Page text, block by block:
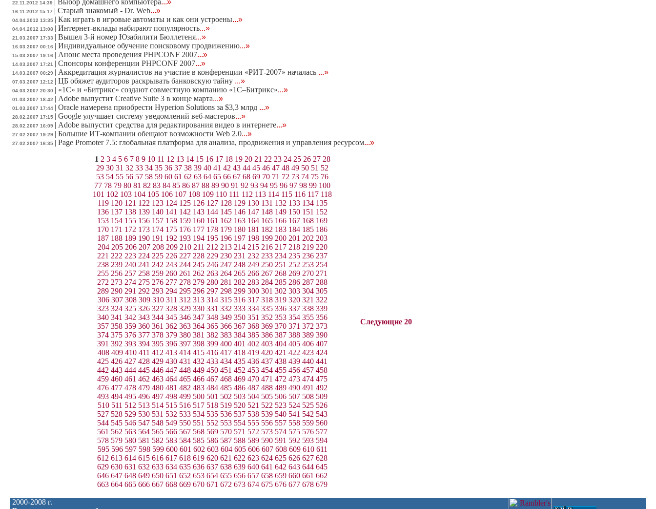
22.11.2012 14:39 | Выбор домашнего компьютера...»
16.11.2012 15:17 | Старый знакомый - Dr. Web...»
04.04.2012 13:35 | Как играть в игровые автоматы и как они устроены...»
04.04.2012 13:08 | Интернет-вклады набирают популярность...»
21.03.2007 17:33 | Вышел 3-й номер Юзабилити Бюллетеня...»
16.03.2007 00:16 | Индивидуальное обучение поисковому продвижению...»
15.03.2007 19:16 | Анонс места проведения PHPCONF 2007...»
14.03.2007 17:21 | Спонсоры конференции PHPCONF 2007...»
14.03.2007 00:29 | Аккредитация журналистов на участие в конференции «РИТ-2007» началась ...»
07.03.2007 12:12 | ЦБ обяжет аудиторов раскрывать банковскую тайну ...»
04.03.2007 20:30 | «1С» и «Битрикс» создают совместную компанию «1С–Битрикс»...»
01.03.2007 18:42 | Adobe выпустит Creative Suite 3 в конце марта...»
01.03.2007 17:44 | Oracle намерена приобрести Hyperion Solutions за $3,3 млрд ...»
28.02.2007 17:15 | Google улучшает систему уведомлений веб-мастеров...»
28.02.2007 16:09 | Adobe выпустит средства для редактирования видео в интернете...»
27.02.2007 19:29 | Большие ИТ-компании обещают возможности Web 2.0...»
27.02.2007 16:35 | Page Promoter 7.5: глобальная платформа для анализа, продвижения и управления ресурсом...»
1 2 3 4 5 6 7 8 9 10 11 12 13 14 15 16 17 18 19 20 21 22 23 24 25 26 27 28
29 30 31 32 33 34 35 36 37 38 39 40 41 42 43 44 45 46 47 48 49 50 51 52
53 54 55 56 57 58 59 60 61 62 63 64 65 66 67 68 69 70 71 72 73 74 75 76
77 78 79 80 81 82 83 84 85 86 87 88 89 90 91 92 93 94 95 96 97 98 99 100
101 102 103 104 105 106 107 108 109 110 111 112 113 114 115 116 117 118
119 120 121 122 123 124 125 126 127 128 129 130 131 132 133 134 135
136 137 138 139 140 141 142 143 144 145 146 147 148 149 150 151 152
153 154 155 156 157 158 159 160 161 162 163 164 165 166 167 168 169
170 171 172 173 174 175 176 177 178 179 180 181 182 183 184 185 186
187 188 189 190 191 192 193 194 195 196 197 198 199 200 201 202 203
204 205 206 207 208 209 210 211 212 213 214 215 216 217 218 219 220
221 222 223 224 225 226 227 228 229 230 231 232 233 234 235 236 237
238 239 240 241 242 243 244 245 246 247 248 249 250 251 252 253 254
255 256 257 258 259 260 261 262 263 264 265 266 267 268 269 270 271
272 273 274 275 276 277 278 279 280 281 282 283 284 285 286 287 288
289 290 291 292 293 294 295 296 297 298 299 300 301 302 303 304 305
306 307 308 309 310 311 312 313 314 315 316 317 318 319 320 321 322
323 324 325 326 327 328 329 330 331 332 333 334 335 336 337 338 339
340 341 342 343 344 345 346 347 348 349 350 351 352 353 354 355 356
357 358 359 360 361 362 363 364 365 366 367 368 369 370 371 372 373
374 375 376 377 378 379 380 381 382 383 384 385 386 387 388 389 390
391 392 393 394 395 396 397 398 399 400 401 402 403 404 405 406 407
408 409 410 411 412 413 414 415 416 417 418 419 420 421 422 423 424
425 426 427 428 429 430 431 432 433 434 435 436 437 438 439 440 441
442 443 444 445 446 447 448 449 450 451 452 453 454 455 456 457 458
459 460 461 462 463 464 465 466 467 468 469 470 471 472 473 474 475
476 477 478 479 480 481 482 483 484 485 486 487 488 489 490 491 492
493 494 495 496 497 498 499 500 501 502 503 504 505 506 507 508 509
510 511 512 513 514 515 516 517 518 519 520 521 522 523 524 525 526
527 528 529 530 531 532 533 534 535 536 537 538 539 540 541 542 543
544 545 546 547 548 549 550 551 552 553 554 555 556 557 558 559 560
561 562 563 564 565 566 567 568 569 570 571 572 573 574 575 576 577
578 579 580 581 582 583 584 585 586 587 588 589 590 591 592 593 594
595 596 597 598 599 600 601 602 603 604 605 606 607 608 609 610 611
612 613 614 615 616 617 618 619 620 621 622 623 624 625 626 627 628
629 630 631 632 633 634 635 636 637 638 639 640 641 642 643 644 645
646 647 648 649 650 651 652 653 654 655 656 657 658 659 660 661 662
663 664 665 666 667 668 669 670 671 672 673 674 675 676 677 678 679
Следующие 20
2000-2008 г.